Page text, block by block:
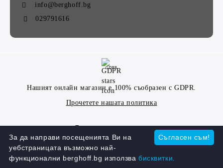
info@berghoff.bg
029791616
GDPR
Нашият онлайн магазин е 100% съобразен с GDPR.
Прочетете нашата политика
Моите лични данни
Онлайн магазин от SELITON
Съгласен съм!
За да направи посещенията Ви на
уебстраницата възможно най-
функционални berghoff.bg използвабисквитки.